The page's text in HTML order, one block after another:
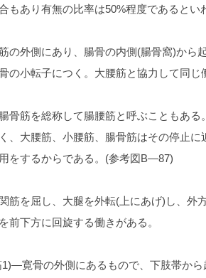
もあり有無の比率は50%程度であるとい
の外側にあり、腸骨の内側(腸骨窩)から
の小転子につく。大腰筋と協力して同
骨筋を総称して腸腰筋と呼ぶこともある
、大腰筋、小腰筋、腸骨筋はその停止
をするからである。(参考図B―87)
筋を屈し、大腿を外転(上にあげ)し、外
前下方に回旋する働きがある。
寛骨の外側にあるもので、下肢帯から